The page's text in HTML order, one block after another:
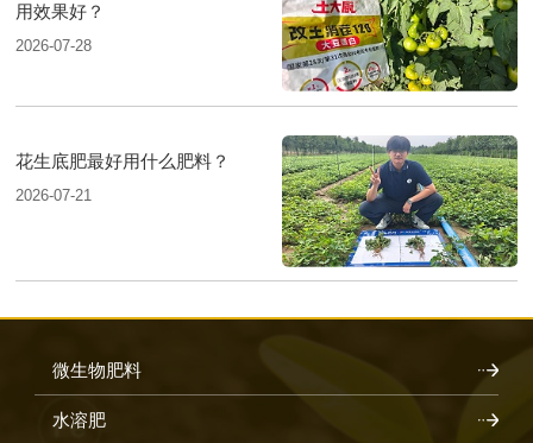
用效果好？
2026-07-28
花生底肥最好用什么肥料？
2026-07-21
微生物肥料
水溶肥